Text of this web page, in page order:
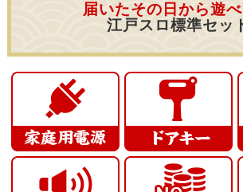
届いたその日から遊べ
江戸スロ標準セッ